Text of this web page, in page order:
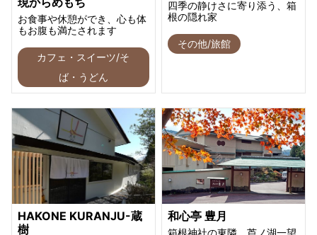
お食事や休憩ができ、心も体
もお腹も満たされます
カフェ・スイーツ/そ
ば・うどん
四季の静けさに寄り添う、箱
根の隠れ家
その他/旅館
HAKONE KURANJU-蔵
樹
和心亭 豊月